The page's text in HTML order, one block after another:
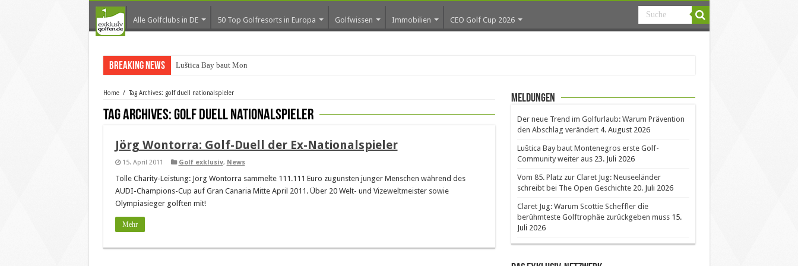
Alle Golfclubs in DE 50 Top Golfresorts in Europa Golfwissen Immobilien CEO Golf Cup 2026
Breaking News Luštica Bay baut Montenegros
Home / Tag Archives: golf duell nationalspieler
Tag Archives:golf duell nationalspieler
Jörg Wontorra: Golf-Duell der Ex-Nationalspieler
15. April 2011 Golf exklusiv, News
Tolle Charity-Leistung: Jörg Wontorra sammelte 111.111 Euro zugunsten junger Menschen während des
AUDI-Champions-Cup auf Gran Canaria Mitte April 2011. Über 20 Welt- und Vizeweltmeister sowie
Olympiasieger golften mit!
Mehr
Meldungen
Der neue Trend im Golfurlaub: Warum Prävention
den Abschlag verändert 4. August 2026
Luštica Bay baut Montenegros erste Golf-
Community weiter aus 23. Juli 2026
Vom 85. Platz zur Claret Jug: Neuseeländer
schreibt bei The Open Geschichte 20. Juli 2026
Claret Jug: Warum Scottie Scheffler die
berühmteste Golftrophäe zurückgeben muss 15.
Juli 2026